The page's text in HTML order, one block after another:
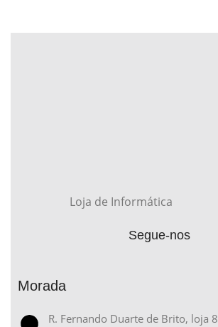
Loja de Informática
Segue-nos
Morada
R. Fernando Duarte de Brito, loja 8